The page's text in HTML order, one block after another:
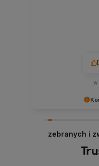
doświadczeniem.
takich klientów. Z
w
zebranych i